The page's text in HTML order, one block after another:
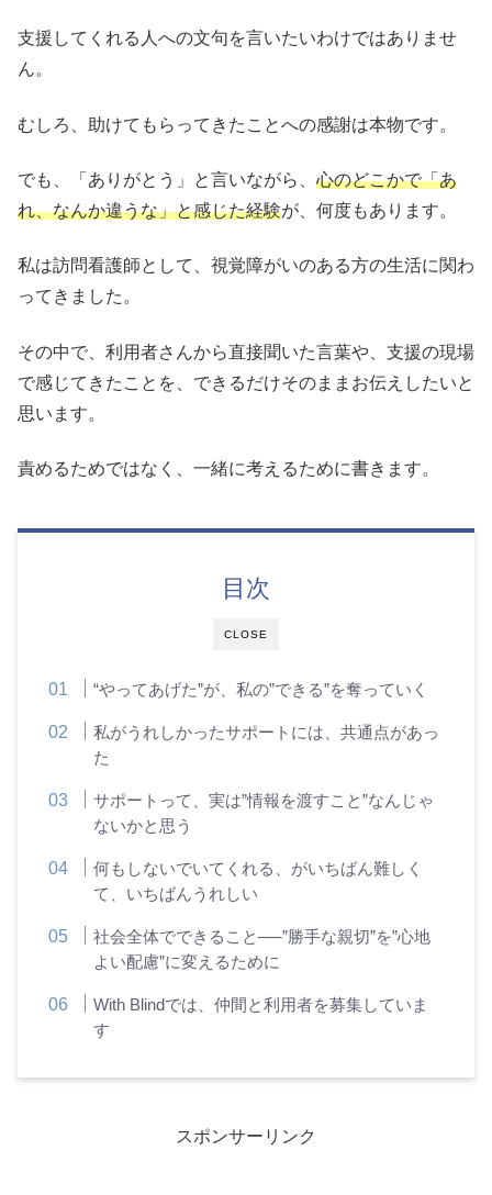
支援してくれる人への文句を言いたいわけではありませ
ん。
むしろ、助けてもらってきたことへの感謝は本物です。
でも、「ありがとう」と言いながら、 心のどこかで「あ
れ、なんか違うな」と感じた経験が、何度もあります。
私は訪問看護師として、視覚障がいのある方の生活に関わ
ってきました。
その中で、利用者さんから直接聞いた言葉や、支援の現場
で感じてきたことを、できるだけそのままお伝えしたいと
思います。
責めるためではなく、一緒に考えるために書きます。
CLOSE
目次
“やってあげた”が、私の”できる”を奪っていく
私がうれしかったサポートには、共通点があっ
た
サポートって、実は”情報を渡すこと”なんじゃ
ないかと思う
何もしないでいてくれる、がいちばん難しく
て、いちばんうれしい
社会全体でできること──”勝手な親切”を”心地
よい配慮”に変えるために
With Blindでは、仲間と利用者を募集していま
す
スポンサーリンク